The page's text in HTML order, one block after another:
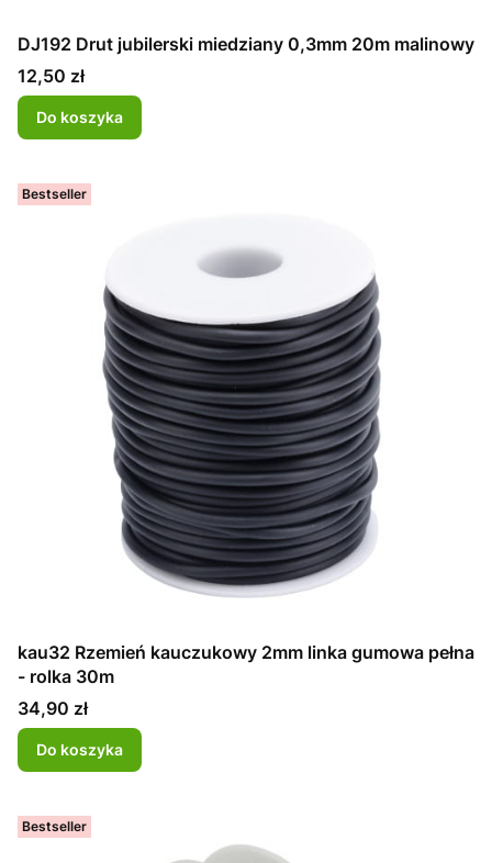
DJ192 Drut jubilerski miedziany 0,3mm 20m malinowy
Cena
12,50 zł
Do koszyka
Bestseller
kau32 Rzemień kauczukowy 2mm linka gumowa pełna
- rolka 30m
Cena
34,90 zł
Do koszyka
Bestseller